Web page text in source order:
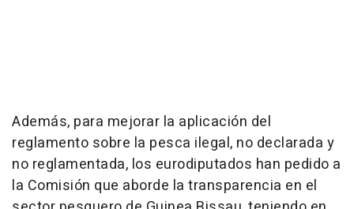
Además, para mejorar la aplicación del
reglamento sobre la pesca ilegal, no declarada y
no reglamentada, los eurodiputados han pedido a
la Comisión que aborde la transparencia en el